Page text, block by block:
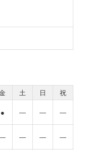
土 日
祝
● ― ― ―
― ― ―